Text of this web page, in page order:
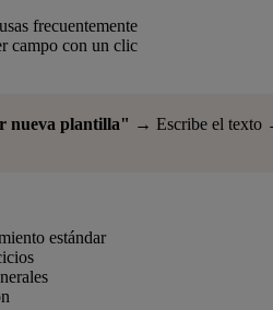
frecuentemente
campo con un clic
nueva plantilla" → Escribe el texto
estándar